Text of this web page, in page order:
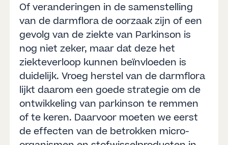
Of veranderingen in de samenstelling
van de darmflora de oorzaak zijn of een
gevolg van de ziekte van Parkinson is
nog niet zeker, maar dat deze het
ziekteverloop kunnen beïnvloeden is
duidelijk. Vroeg herstel van de darmflora
lijkt daarom een goede strategie om de
ontwikkeling van parkinson te remmen
of te keren. Daarvoor moeten we eerst
de effecten van de betrokken micro-